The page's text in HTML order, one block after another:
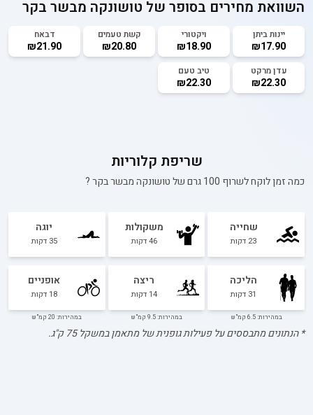
השוואת מחירים בסופר של טושונקה מבשר בקר
יינות ביתן
₪17.90
ויקטורי
₪18.90
קשת טעמים
₪20.80
דבאח
₪21.90
עדן מרקט
₪22.30
טיב טעם
₪22.30
שריפת קלוריות
כמה זמן לוקח לשרוף 100 גרם של טושונקה מבשר בקר?
שחייה
23 דקות
משקולות
46דקות
יוגה
35 דקות
הליכה
31 דקות
במהירות: 6.5 קמ"ש
ריצה
14 דקות
במהירות: 9.5 קמ"ש
אופניים
18 דקות
במהירות: 20 קמ"ש
* הנתונים מתבססים על פעילות גופנית של מתאמן במשקל75ק"ג.